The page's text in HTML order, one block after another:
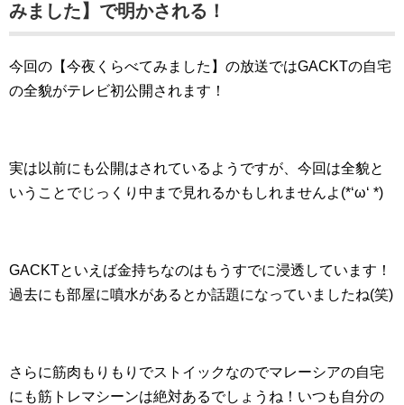
みました】で明かされる！
今回の【今夜くらべてみました】の放送ではGACKTの自宅
の全貌がテレビ初公開されます！
実は以前にも公開はされているようですが、今回は全貌と
いうことでじっくり中まで見れるかもしれませんよ(*‘ω‘ *)
GACKTといえば金持ちなのはもうすでに浸透しています！
過去にも部屋に噴水があるとか話題になっていましたね(笑)
さらに筋肉もりもりでストイックなのでマレーシアの自宅
にも筋トレマシーンは絶対あるでしょうね！いつも自分の